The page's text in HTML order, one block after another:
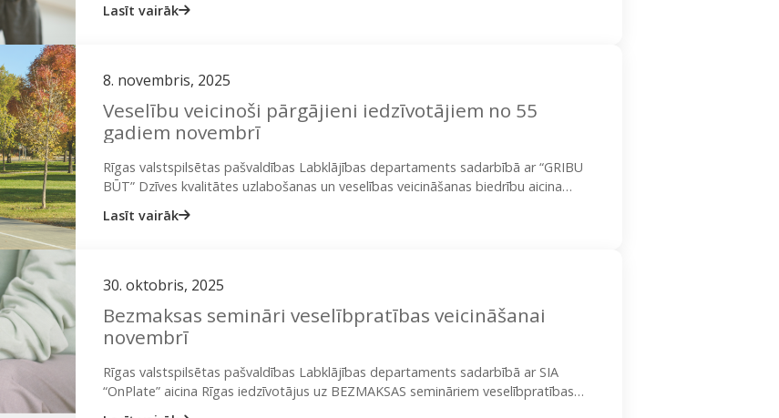
Lasīt vairāk
8. novembris, 2025
Veselību veicinoši pārgājieni iedzīvotājiem no 55
gadiem novembrī
Rīgas valstspilsētas pašvaldības Labklājības departaments sadarbībā ar “GRIBU
BŪT” Dzīves kvalitātes uzlabošanas un veselības veicināšanas biedrību aicina
no 55…
Lasīt vairāk
30. oktobris, 2025
Bezmaksas semināri veselībpratības veicināšanai
novembrī
Rīgas valstspilsētas pašvaldības Labklājības departaments sadarbībā ar SIA
“OnPlate” aicina Rīgas iedzīvotājus uz BEZMAKSAS semināriem veselībpratības